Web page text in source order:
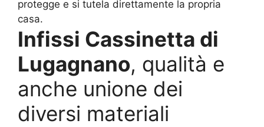
protegge e si tutela direttamente la propria
casa.
Infissi Cassinetta di
Lugagnano, qualità e
anche unione dei
diversi materiali